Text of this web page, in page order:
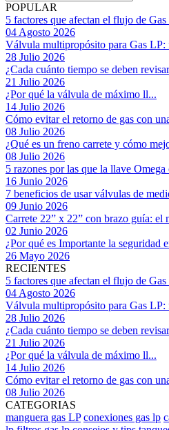
POPULAR
5 factores que afectan el flujo de
04 Agosto 2026
Válvula multipropósito para Gas LP:
28 Julio 2026
¿Cada cuánto tiempo se deben
21 Julio 2026
¿Por qué la válvula de máximo ll...
14 Julio 2026
Cómo evitar el retorno de gas con
08 Julio 2026
¿Qué es un freno carrete y cómo
08 Julio 2026
5 razones por las que la llave
16 Junio 2026
7 beneficios de usar válvulas de
09 Junio 2026
Carrete 22” x 22” con brazo guía: el
02 Junio 2026
¿Por qué es Importante la seguridad
26 Mayo 2026
RECIENTES
5 factores que afectan el flujo de
04 Agosto 2026
Válvula multipropósito para Gas LP:
28 Julio 2026
¿Cada cuánto tiempo se deben
21 Julio 2026
¿Por qué la válvula de máximo ll...
14 Julio 2026
Cómo evitar el retorno de gas con
08 Julio 2026
CATEGORIAS
manguera gas LP conexiones gas lp